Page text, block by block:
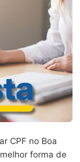
CPF no Boa
forma de